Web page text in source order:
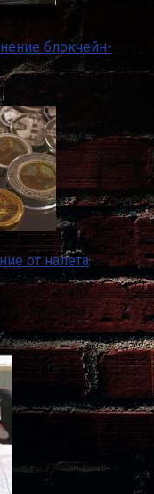
блокчейн-
через различные
один из
от налета
STAR GROUP